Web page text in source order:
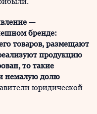
—
бренде:
товаров, размещают
продукцию
то такие
немалую долю
юридической